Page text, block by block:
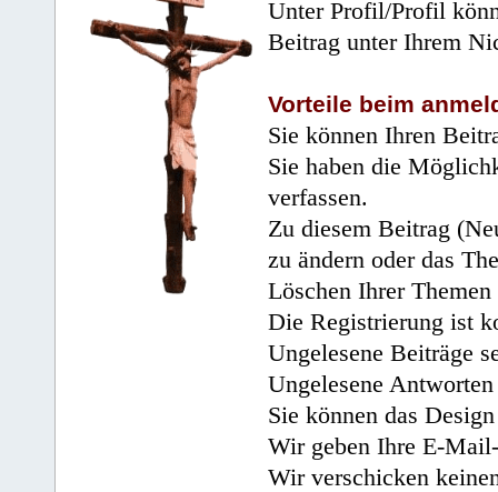
Unter Profil/Profil
Beitrag unter Ihrem
Vorteile beim
Sie können Ihren
Sie haben die
verfassen.
Zu diesem Beitrag
zu ändern oder das
Löschen Ihrer
Die Registrierung ist
Ungelesene Beiträge
Ungelesene
Sie können das
Wir geben Ihre E-
Wir verschicken